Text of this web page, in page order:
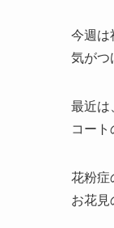
今週は
気がつ
最近は
コー
花粉症
お花見